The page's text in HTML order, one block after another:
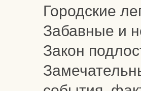
Городские
Забавные и
Закон